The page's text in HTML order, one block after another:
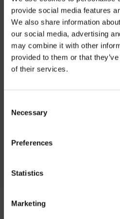
provide social media features
We also share information
our social media, advertising
may combine it with other
provided to them or that
of their services.
Selection
Necessary
Preferences
Statistics
Marketing
INFORMATIONS
INFORMATIONS
Si vous souhaitez
de prix, vous devez
prix.